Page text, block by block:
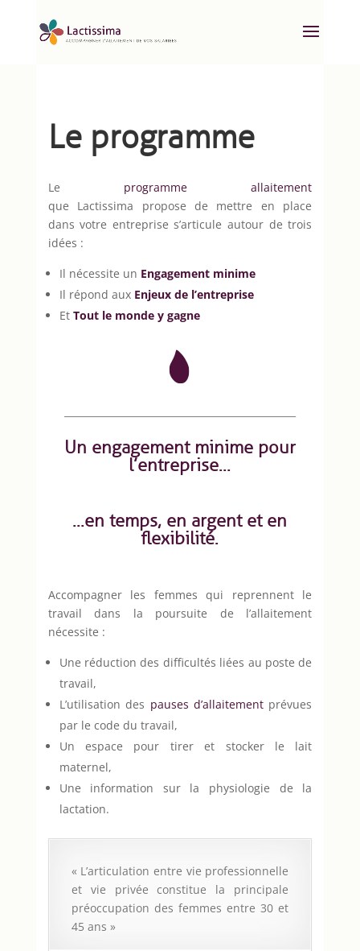
Le programme
Le programme allaitement
que Lactissima propose de mettre en place
dans votre entreprise s’articule autour de trois
idées :
Il nécessite un Engagement minime
Il répond aux Enjeux de l’entreprise
Et Tout le monde y gagne
Un engagement minime pour
l’entreprise…
…en temps, en argent et en
flexibilité.
Accompagner les femmes qui reprennent le
travail dans la poursuite de l’allaitement
nécessite :
Une réduction des difficultés liées au poste de
travail,
L’utilisation des pauses d’allaitementprévues
par le code du travail,
Un espace pour tirer et stocker le lait
maternel,
Une information sur la physiologie de la
lactation.
« L’articulation entre vie professionnelle
et vie privée constitue la principale
préoccupation des femmes entre 30 et
45 ans »